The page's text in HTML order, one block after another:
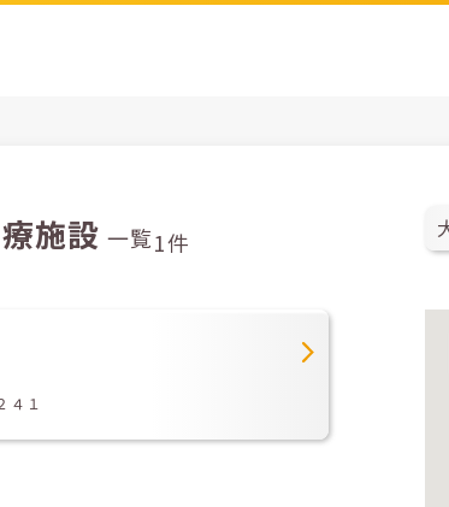
施設 一覧1件
４１